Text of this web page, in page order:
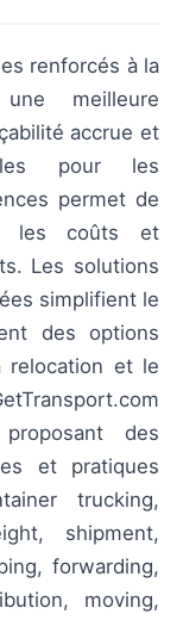
renforcés à la
meilleure
accrue et
pour les
permet de
les coûts et
Les solutions
simplifient le
des options
relocation et le
des
et pratiques
trucking,
shipment,
forwarding,
moving,